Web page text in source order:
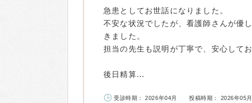
急患としてお世話になりました。
不安な状況でしたが、看護師さんが優
きました。
担当の先生も説明が丁寧で、安心して
後日精算...
受診時期： 2026年04月 投稿時期： 2026年05月